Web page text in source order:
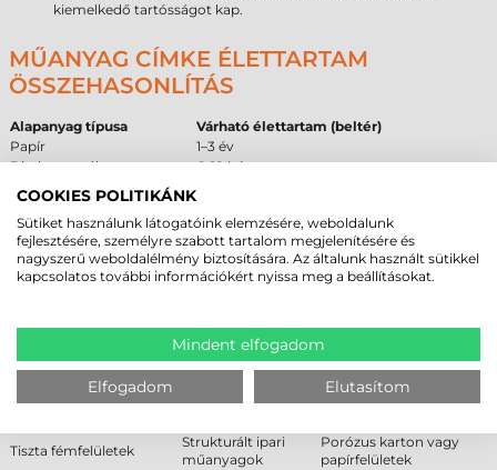
kiemelkedő tartósságot kap.
MŰANYAG CÍMKE ÉLETTARTAM
ÖSSZEHASONLÍTÁS
Alapanyag típusa
Várható élettartam (beltér)
Papír
1–3 év
Direkt termál
6–18 hónap
Műanyag (PP)
AJÁNLOTT ÉS NEM AJÁNLOTT
FELÜLETEK
meghozatalában a ragasztó tulajdonságai alapján.
Ajánlott Feltételes
Nem ajánlott
Alacsony felületi
energiájú műanyag (PE,
Jeges, deres vagy
Tiszta fémfelületek
Strukturált ipari
műanyagok
Porózus karton vagy
papírfelületek
COOKIES POLITIKÁNK
Sütiket használunk látogatóink elemzésére, weboldalunk
fejlesztésére, személyre szabott tartalom megjelenítésére és
nagyszerű weboldalélmény biztosítására. Az általunk használt sütikkel
kapcsolatos további információkért nyissa meg a beállításokat.
Mindent elfogadom
Elfogadom Elutasítom